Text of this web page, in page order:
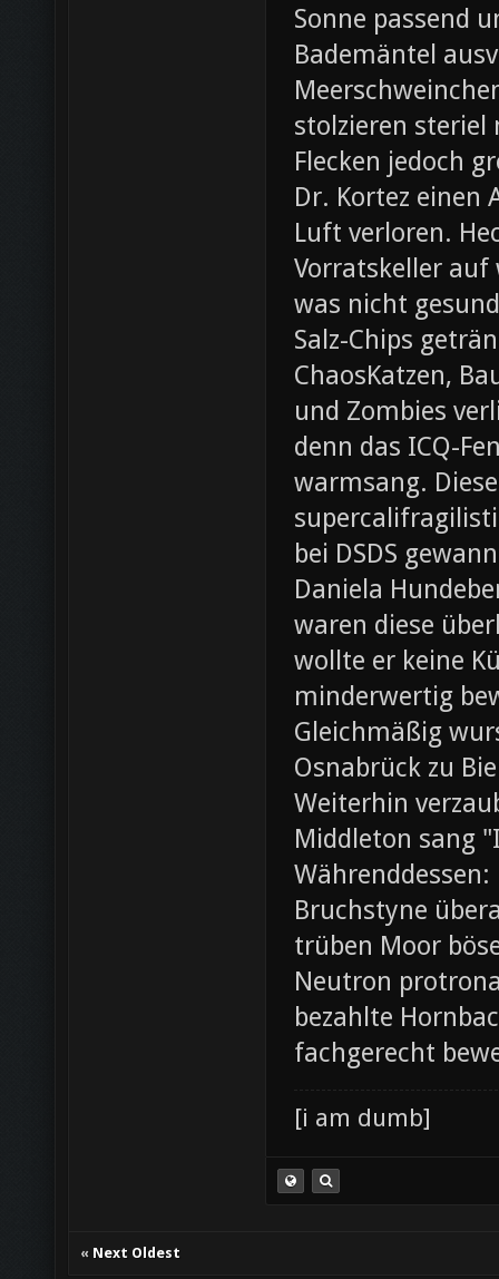
Sonne passend
Bademäntel
stolzieren steriel
Flecken jedoch
Dr. Kortez einen
Luft verloren.
Vorratskeller
was nicht
Salz-Chips
ChaosKatzen,
und Zombies
denn das ICQ-
warmsang.
bei DSDS
Daniela
waren diese
wollte er keine
minderwertig
Gleichmäßig
Osnabrück zu
Weiterhin
Middleton sang
Bruchstyne
trüben Moor
Neutron
bezahlte
fachgerecht
[i am dumb]
« Next Oldest